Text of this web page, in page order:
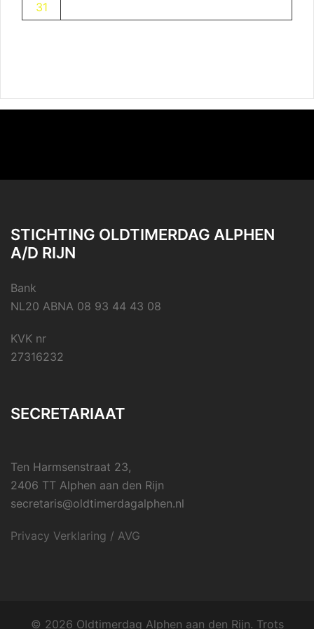
31
STICHTING OLDTIMERDAG ALPHEN
A/D RIJN
Bank
NL20 ABNA 08 93 44 43 08
KVK nr
27316232
SECRETARIAAT
Ten Harmsenstraat 23,
2406 TT Alphen aan den Rijn
secretaris@oldtimerdagalphen.nl
Privacy Verklaring / AVG
© 2026 Oldtimerdag Alphen aan den Rijn. Trots